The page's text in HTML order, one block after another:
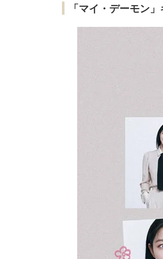
「マイ・デーモン